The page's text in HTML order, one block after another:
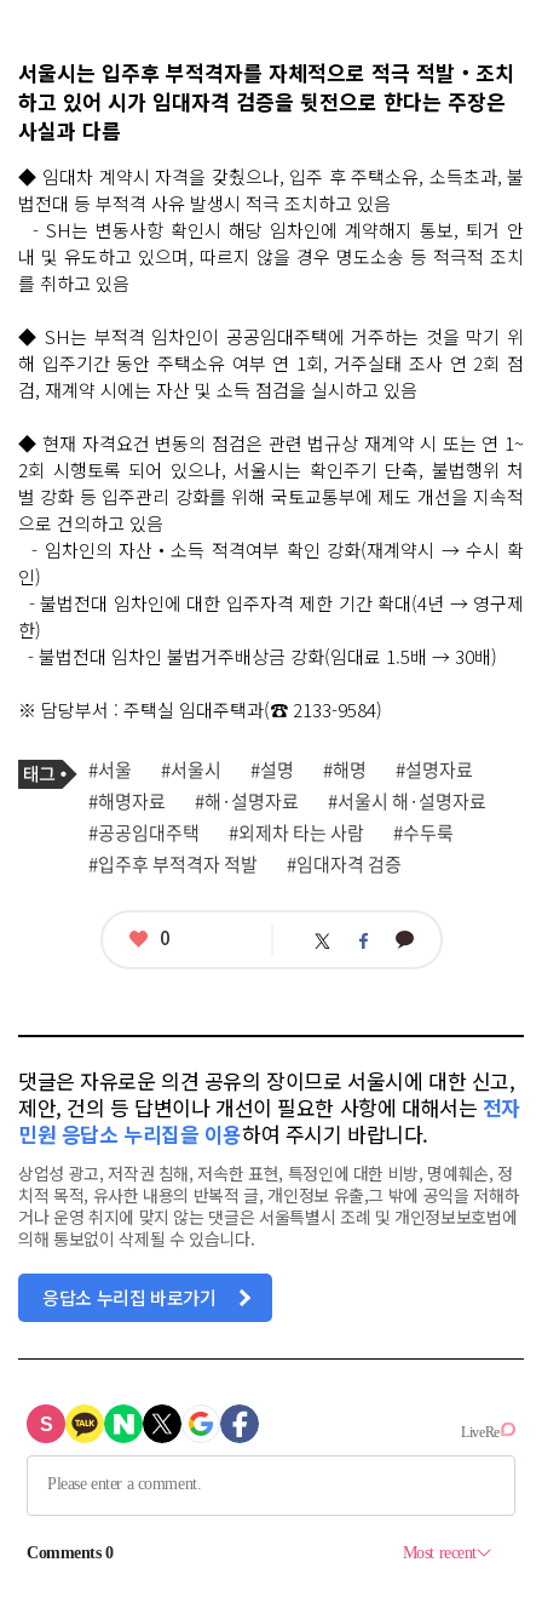
서울시는 입주후 부적격자를 자체적으로 적극 적발‧조치
하고 있어 시가 임대자격 검증을 뒷전으로 한다는 주장은
사실과 다름
◆ 임대차 계약시 자격을 갖췄으나, 입주 후 주택소유, 소득초과, 불
법전대 등 부적격 사유 발생시 적극 조치하고 있음
- SH는 변동사항 확인시 해당 임차인에 계약해지 통보, 퇴거 안
내 및 유도하고 있으며, 따르지 않을 경우 명도소송 등 적극적 조치
를 취하고 있음
◆ SH는 부적격 임차인이 공공임대주택에 거주하는 것을 막기 위
해 입주기간 동안 주택소유 여부 연 1회, 거주실태 조사 연 2회 점
검, 재계약 시에는 자산 및 소득 점검을 실시하고 있음
◆ 현재 자격요건 변동의 점검은 관련 법규상 재계약 시 또는 연 1~
2회 시행토록 되어 있으나, 서울시는 확인주기 단축, 불법행위 처
벌 강화 등 입주관리 강화를 위해 국토교통부에 제도 개선을 지속적
으로 건의하고 있음
- 임차인의 자산‧소득 적격여부 확인 강화(재계약시 → 수시 확
인)
- 불법전대 임차인에 대한 입주자격 제한 기간 확대(4년 → 영구제
한)
- 불법전대 임차인 불법거주배상금 강화(임대료 1.5배 → 30배)
※ 담당부서 : 주택실 임대주택과(☎ 2133-9584)
기
사
관
련
태
그
태
그
#서울 #서울시 #설명 #해명
#설명자료
#해명자료
#해·설명자료
#서울시 해·설명자료
#공공임대주택
#외제차 타는 사람
#수두룩
#입주후 부적격자 적발
#임대자격 검증
좋
0 트 페 카
댓글은 자유로운 의견 공유의 장이므로 서울시에 대한 신고,
제안, 건의 등 답변이나 개선이 필요한 사항에 대해서는 전자
민원 응답소 누리집을 이용하여 주시기 바랍니다.
상업성 광고, 저작권 침해, 저속한 표현, 특정인에 대한 비방, 명예훼손, 정
치적 목적, 유사한 내용의 반복적 글, 개인정보 유출,그 밖에 공익을 저해하
거나 운영 취지에 맞지 않는 댓글은 서울특별시 조례 및 개인정보보호법에
의해 통보없이 삭제될 수 있습니다.
응답소 누리집 바로가기